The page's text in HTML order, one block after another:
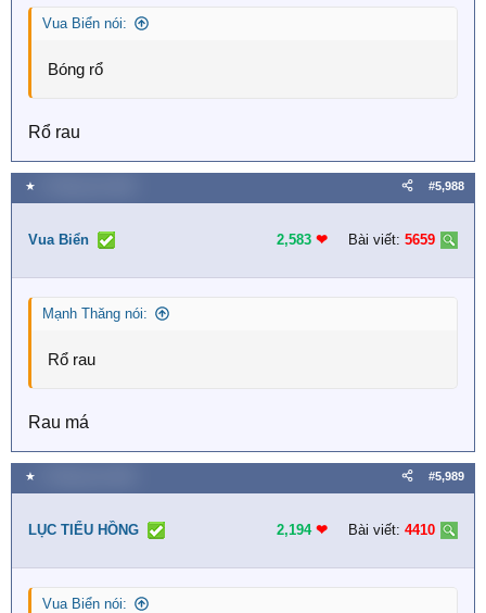
Vua Biển nói:
Bóng rổ
Rổ rau
★ #5,988
Vua Biển 2,583 ❤︎ Bài viết: 5659
Mạnh Thăng nói:
Rổ rau
Rau má
★ #5,989
LỤC TIỂU HỒNG 2,194 ❤︎ Bài viết: 4410
Vua Biển nói: